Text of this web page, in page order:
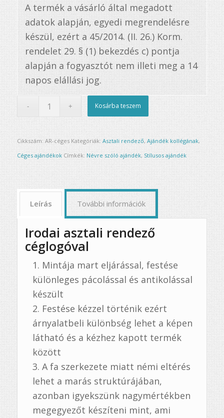
A termék a vásárló által megadott
adatok alapján, egyedi megrendelésre
készül, ezért a 45/2014. (II. 26.) Korm.
rendelet 29. § (1) bekezdés c) pontja
alapján a fogyasztót nem illeti meg a 14
napos elállási jog.
Kosárba teszem
Cikkszám: AR-céges Kategóriák: Asztali rendező, Ajándék kollégának,
Céges ajándékok Címkék: Névre szóló ajándék, Stílusos ajándék
Leírás További információk
Irodai asztali rendező
céglogóval
Mintája mart eljárással, festése
különleges pácolással és antikolással
készült
Festése kézzel történik ezért
árnyalatbeli különbség lehet a képen
látható és a kézhez kapott termék
között
A fa szerkezete miatt némi eltérés
lehet a marás struktúrájában,
azonban igyekszünk nagymértékben
megegyezőt készíteni mint, ami